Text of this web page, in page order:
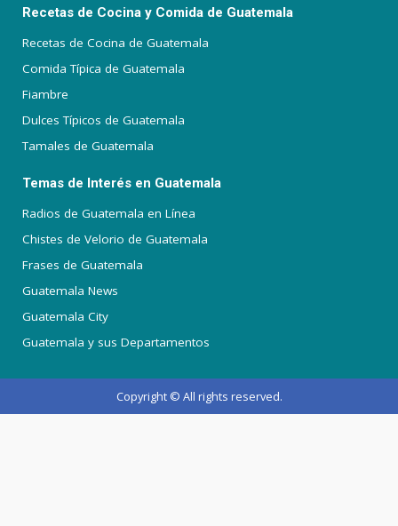
Recetas de Cocina y Comida de Guatemala
Recetas de Cocina de Guatemala
Comida Típica de Guatemala
Fiambre
Dulces Típicos de Guatemala
Tamales de Guatemala
Temas de Interés en Guatemala
Radios de Guatemala en Línea
Chistes de Velorio de Guatemala
Frases de Guatemala
Guatemala News
Guatemala City
Guatemala y sus Departamentos
Copyright © All rights reserved.